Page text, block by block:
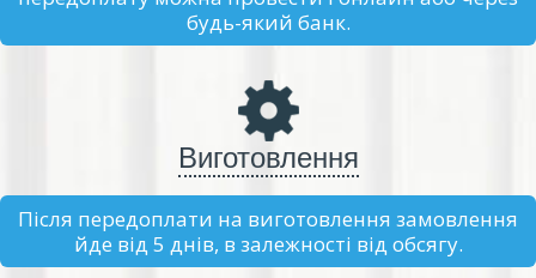
будь-який банк.
Виготовлення
Після передоплати на виготовлення замовлення
йде від 5 днів, в залежності від обсягу.